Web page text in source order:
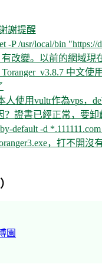
謝提醒
-P /usr/local/bin "https://
有改變。以前的網域
中文使
使用vultr作為vps，
？證書已經正常，要卸
default -d
，打不開沒
園